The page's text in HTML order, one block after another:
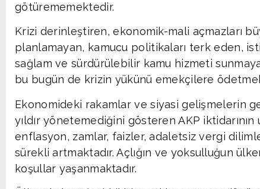
götürememektedir.
Krizi derinleştiren, ekonomik-mali açmazları
planlamayan, kamucu politikaları terk eden,
sağlam ve sürdürülebilir kamu hizmeti
bu bugün de krizin yükünü emekçilere
Ekonomideki rakamlar ve siyasi gelişmelerin
yıldır yönetemediğini gösteren AKP
enflasyon, zamlar, faizler, adaletsiz vergi
sürekli artmaktadır. Açlığın ve yoksulluğun
koşullar yaşanmaktadır.